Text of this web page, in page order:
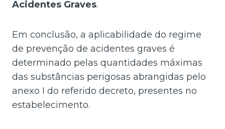
Acidentes Graves.
Em conclusão, a aplicabilidade do regime
de prevenção de acidentes graves é
determinado pelas quantidades máximas
das substâncias perigosas abrangidas pelo
anexo I do referido decreto, presentes no
estabelecimento.